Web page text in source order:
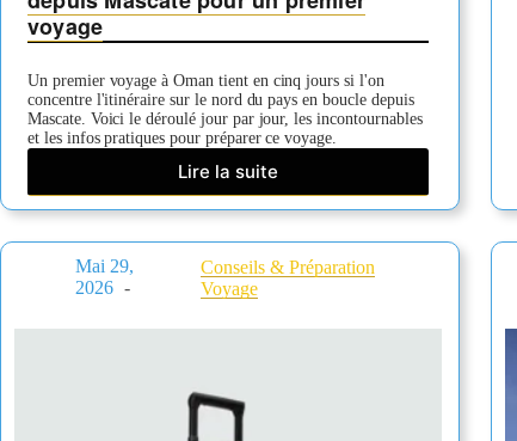
voyage
Un premier voyage à Oman tient en cinq jours si l'on
concentre l'itinéraire sur le nord du pays en boucle depuis
Mascate. Voici le déroulé jour par jour, les incontournables
et les infos pratiques pour préparer ce voyage.
Lire la suite
Oman
en
jours
:
itinéraire
un
Mai 29,
2026
Conseils & Préparation
Voyage